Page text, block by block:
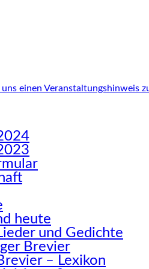
einen Veranstaltungshinweis
heute
und Gedichte
Brevier
– Lexikon